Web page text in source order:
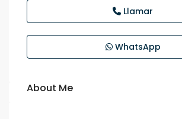
Llamar
WhatsApp
About Me